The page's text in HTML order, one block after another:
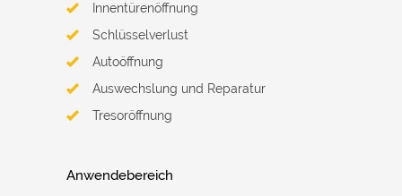
Innentürenöffnung
Schlüsselverlust
Autoöffnung
Auswechslung und Reparatur
Tresoröffnung
Anwendebereich